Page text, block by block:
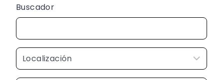
Buscador